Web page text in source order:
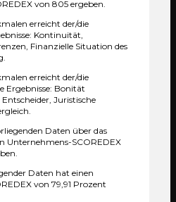
91,30%
vergangene Erfolge, das
des
die Ergebnisse in
über die Referenzen
dieser Basis wird ein
Seriosität und
sowie der Referenzgeber
von 805 ergeben.
erreicht der/die
Kontinuität,
Finanzielle Situation des
erreicht der/die
Ergebnisse: Bonität
Juristische
Daten über das
Unternehmens-SCOREDEX
Daten hat einen
von 79,91 Prozent